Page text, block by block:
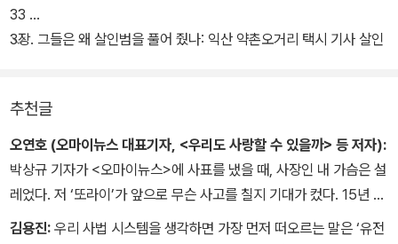
《지연된 정의》에서 다루고 있는 삼례 나라슈퍼 강도 치사 사건의 세
호인의 도움을 전혀 받지 못했다. 경찰은 범인을 특정할 수 있는 직접
적인 물증이나 단서를 확보하지 못한 상태에서 피의자들을 의심했고,
별다른 근거 없이 의심을 확신으로 키웠다. ‘확신의 함정’에 빠져 법과
원칙을 어긴 수사를 했다. 검찰은 경찰의 위법 수사를 전혀 통제하지
않고 풀어 주는 등 사건의 실체를 규명하는 데 적극적이지 않았다. 국
33
3장. 그들은 왜 살인범을 풀어 줬나: 익산 약촌오거리 택시 기사 살인
추천글
오연호 (오마이뉴스 대표기자, <우리도 사랑할 수 있을까> 등 저자):
박상규 기자가 <오마이뉴스>에 사표를 냈을 때, 사장인 내 가슴은 설
레었다. 저 ‘또라이’가 앞으로 무슨 사고를 칠지 기대가 컸다. 15년 전
‘오연호의 기자 만들기’ 제자로 박상규를 처음 만났다. <오마이뉴스>
김용진: 우리 사법 시스템을 생각하면 가장 먼저 떠오르는 말은 ‘유전